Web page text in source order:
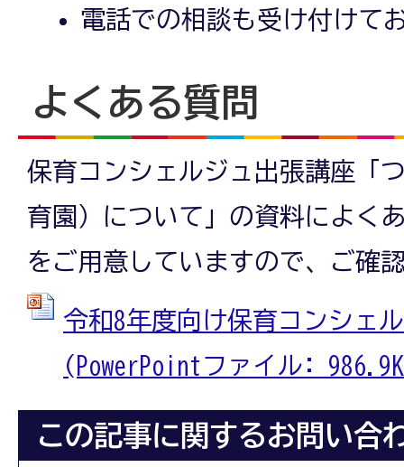
電話での相談も受け付けて
よくある質問
保育コンシェルジュ出張講座「
育園）について」の資料によく
をご用意していますので、ご確
令和8年度向け保育コンシェ
(PowerPointファイル:
この記事に関するお問い合